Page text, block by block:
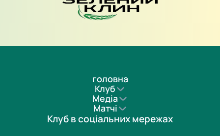
головна
Клуб
Медіа
Матчі
Клуб в соціальних мережах